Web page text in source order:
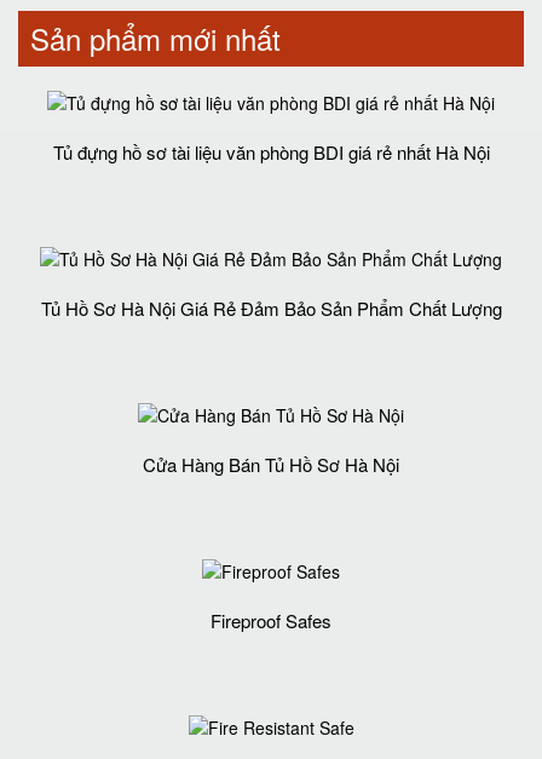
Sản phẩm mới nhất
Tủ đựng hồ sơ tài liệu văn phòng BDI giá rẻ nhất Hà Nội
Tủ Hồ Sơ Hà Nội Giá Rẻ Đảm Bảo Sản Phẩm Chất Lượng‎
Cửa Hàng Bán Tủ Hồ Sơ Hà Nội
Fireproof Safes